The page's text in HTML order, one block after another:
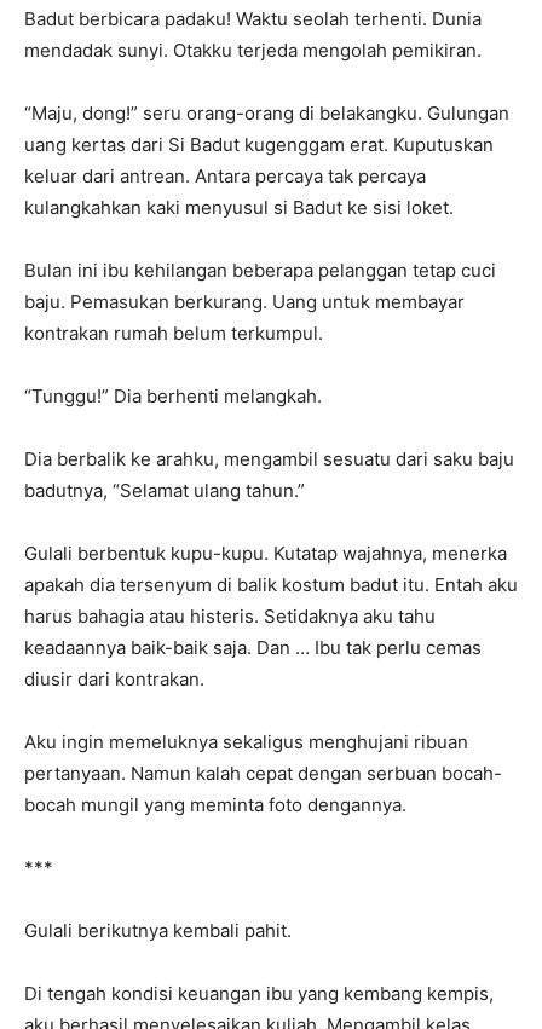
Badut berbicara padaku! Waktu seolah terhenti. Dunia
mendadak sunyi. Otakku terjeda mengolah pemikiran.
“Maju, dong!” seru orang-orang di belakangku. Gulungan
uang kertas dari Si Badut kugenggam erat. Kuputuskan
keluar dari antrean. Antara percaya tak percaya
kulangkahkan kaki menyusul si Badut ke sisi loket.
Bulan ini ibu kehilangan beberapa pelanggan tetap cuci
baju. Pemasukan berkurang. Uang untuk membayar
kontrakan rumah belum terkumpul.
“Tunggu!” Dia berhenti melangkah.
Dia berbalik ke arahku, mengambil sesuatu dari saku baju
badutnya, “Selamat ulang tahun.”
Gulali berbentuk kupu-kupu. Kutatap wajahnya, menerka
apakah dia tersenyum di balik kostum badut itu. Entah aku
harus bahagia atau histeris. Setidaknya aku tahu
keadaannya baik-baik saja. Dan … Ibu tak perlu cemas
diusir dari kontrakan.
Aku ingin memeluknya sekaligus menghujani ribuan
pertanyaan. Namun kalah cepat dengan serbuan bocah-
bocah mungil yang meminta foto dengannya.
***
Gulali berikutnya kembali pahit.
Di tengah kondisi keuangan ibu yang kembang kempis,